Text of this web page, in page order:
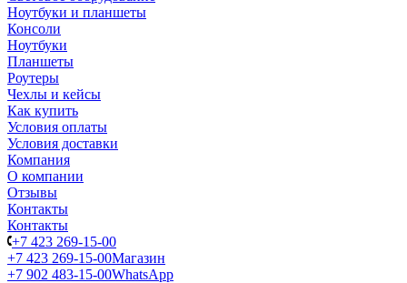
Ноутбуки и планшеты
Консоли
Ноутбуки
Планшеты
Роутеры
Чехлы и кейсы
Как купить
Условия оплаты
Условия доставки
Компания
О компании
Отзывы
Контакты
Контакты
+7 423 269-15-00
+7 423 269-15-00Магазин
+7 902 483-15-00WhatsApp